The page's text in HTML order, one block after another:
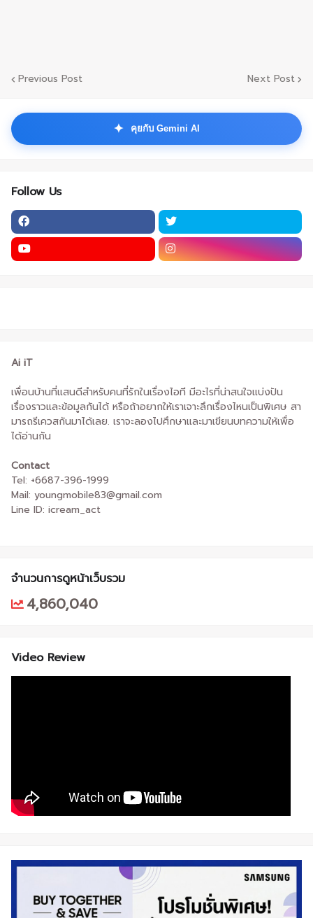
Previous Post Next Post
✦ คุยกับ Gemini AI
Follow Us
Ai iT
เพื่อนบ้านที่แสนดีสำหรับคนที่รักในเรื่องไอที มีอะไรที่น่าสนใจแบ่งปัน
เรื่องราวและข้อมูลกันได้ หรือถ้าอยากให้เราเจาะลึกเรื่องไหนเป็นพิเศษ สา
มารถรีเควสกันมาได้เลย. เราจะลองไปศึกษาและมาเขียนบทความให้เพื่อ
ได้อ่านกัน
Contact
Tel: +6687-396-1999
Mail: youngmobile83@gmail.com
Line ID: icream_act
จำนวนการดูหน้าเว็บรวม
4,860,040
Video Review